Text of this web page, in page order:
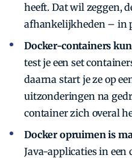
heeft. Dat wil zeggen,
afhankelijkheden – in
Docker-containers
test je een set
daarna start je ze op
uitzonderingen na
container zich overal
Docker opruimen is
Java-applicaties in een